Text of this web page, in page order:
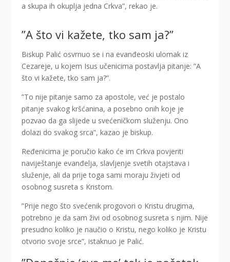
a skupa ih okuplja jedna Crkva”, rekao je.
”A što vi kažete, tko sam ja?”
Biskup Palić osvrnuo se i na evanđeoski ulomak iz
Cezareje, u kojem Isus učenicima postavlja pitanje: ”A
što vi kažete, tko sam ja?”.
”To nije pitanje samo za apostole, već je postalo
pitanje svakog kršćanina, a posebno onih koje je
pozvao da ga slijede u svećeničkom služenju. Ono
dolazi do svakog srca”, kazao je biskup.
Ređenicima je poručio kako će im Crkva povjeriti
naviještanje evanđelja, slavljenje svetih otajstava i
služenje, ali da prije toga sami moraju živjeti od
osobnog susreta s Kristom.
”Prije nego što svećenik progovori o Kristu drugima,
potrebno je da sam živi od osobnog susreta s njim. Nije
presudno koliko je naučio o Kristu, nego koliko je Kristu
otvorio svoje srce”, istaknuo je Palić.